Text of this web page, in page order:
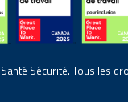
Sécurité. Tous les